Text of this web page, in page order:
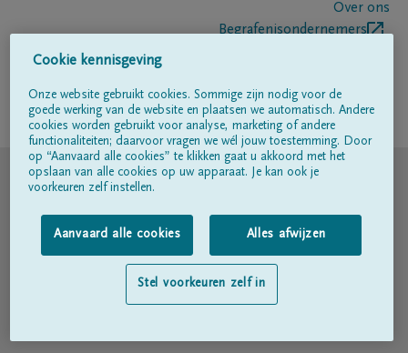
Over ons
Begrafenisondernemers
Volg ons op
© DELA
Gebruiksvoorwaarden
Privacyverklaring
Toegankelijkheidsverklaring
Cookie kennisgeving
Onze website gebruikt cookies. Sommige zijn nodig voor de
goede werking van de website en plaatsen we automatisch. Andere
cookies worden gebruikt voor analyse, marketing of andere
functionaliteiten; daarvoor vragen we wél jouw toestemming. Door
op “Aanvaard alle cookies” te klikken gaat u akkoord met het
opslaan van alle cookies op uw apparaat. Je kan ook je
voorkeuren zelf instellen.
Aanvaard alle cookies Alles afwijzen
Stel voorkeuren zelf in